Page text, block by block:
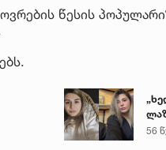
წესის
21
56